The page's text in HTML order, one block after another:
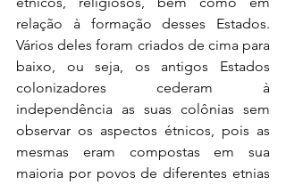
relação à formação desses Estados.
Vários deles foram criados de cima para
baixo, ou seja, os antigos Estados
colonizadores cederam à
independência as suas colônias sem
observar os aspectos étnicos, pois as
mesmas eram compostas em sua
maioria por povos de diferentes etnias